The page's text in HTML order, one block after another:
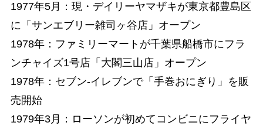
1977年5月：現・デイリーヤマザキが東京都豊島区
に「サンエブリー雑司ヶ谷店」オープン
1978年：ファミリーマートが千葉県船橋市にフラ
ンチャイズ1号店「大閣三山店」オープン
1978年：セブン-イレブンで「手巻おにぎり」を販
売開始
1979年3月：ローソンが初めてコンビニにフライヤ